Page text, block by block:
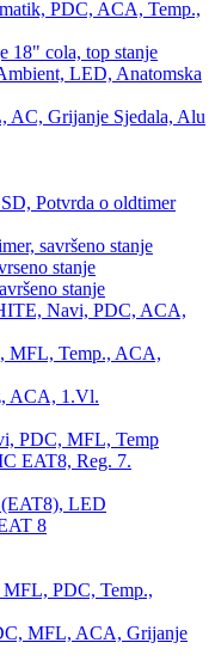
PDC, ACA, Temp.,
18" cola, top stanje
LED, Anatomska
AC, Grijanje Sjedala, Alu
Potvrda o oldtimer
savršeno stanje
stanje
stanje
Navi, PDC, ACA,
MFL, Temp., ACA,
ACA, 1.Vl.
PDC, MFL, Temp
EAT8, Reg. 7.
LED
8
PDC, Temp.,
MFL, ACA, Grijanje